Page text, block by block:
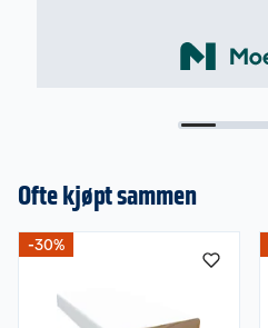
Ofte kjøpt sammen
-30%